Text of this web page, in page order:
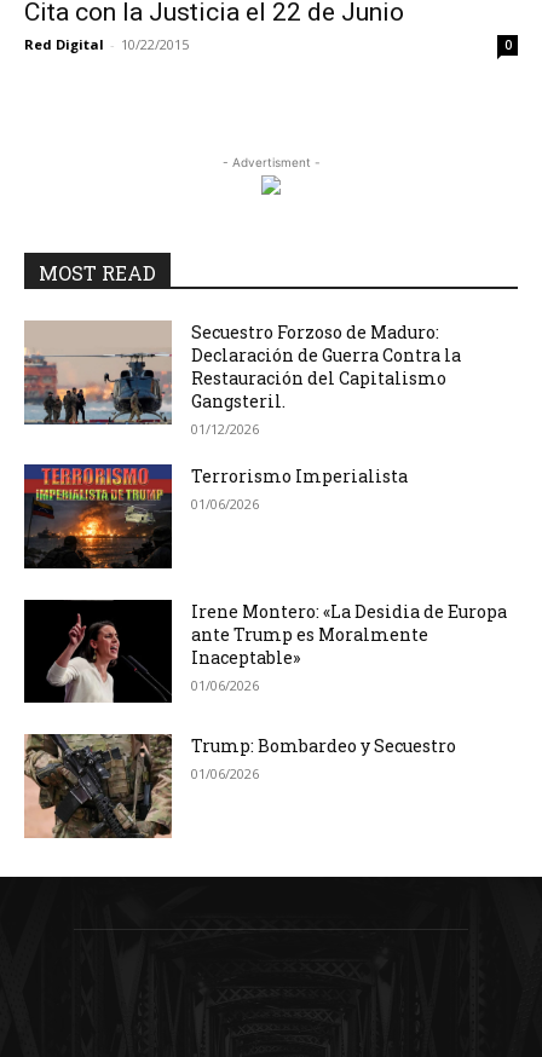
Cita con la Justicia el 22 de Junio
Red Digital - 10/22/2015 0
- Advertisment -
MOST READ
Secuestro Forzoso de Maduro:
Declaración de Guerra Contra la
Restauración del Capitalismo
Gangsteril.
01/12/2026
Terrorismo Imperialista
01/06/2026
Irene Montero: «La Desidia de Europa
ante Trump es Moralmente
Inaceptable»
01/06/2026
Trump: Bombardeo y Secuestro
01/06/2026